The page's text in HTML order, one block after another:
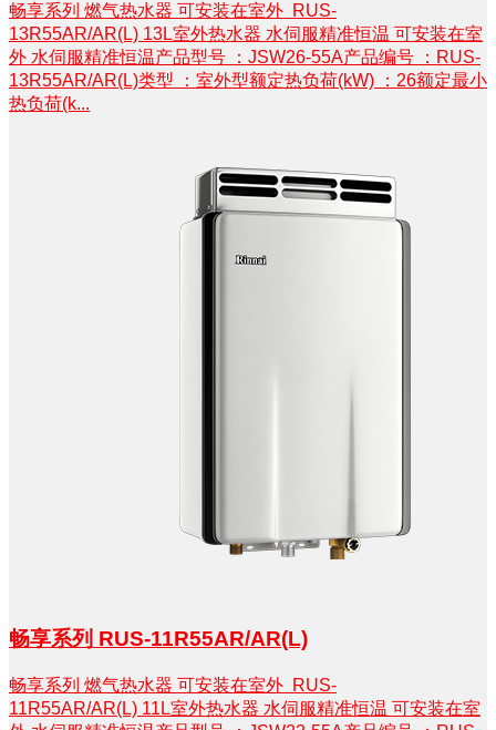
畅享系列 燃气热水器 可安装在室外 RUS-
13R55AR/AR(L) 13L室外热水器 水伺服精准恒温 可安装在室
外 水伺服精准恒温产品型号 ：JSW26-55A产品编号 ：RUS-
13R55AR/AR(L)类型 ：室外型额定热负荷(kW) ：26额定最小
热负荷(k...
畅享系列 RUS-11R55AR/AR(L)
畅享系列 燃气热水器 可安装在室外 RUS-
11R55AR/AR(L) 11L室外热水器 水伺服精准恒温 可安装在室